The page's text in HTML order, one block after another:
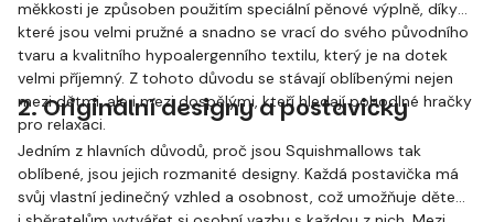
měkkosti je způsoben použitím speciální pěnové výplně, díky
které jsou velmi pružné a snadno se vrací do svého původního
tvaru a kvalitního hypoalergenního textilu, který je na dotek
velmi příjemný. Z tohoto důvodu se stávají oblíbenými nejen
mezi dětmi, ale i mezi dospělými, kteří hledají pohodlné hračky
pro relaxaci.
2. Originální designy a postavičky
Jedním z hlavních důvodů, proč jsou Squishmallows tak
oblíbené, jsou jejich rozmanité designy. Každá postavička má
svůj vlastní jedinečný vzhled a osobnost, což umožňuje dětem